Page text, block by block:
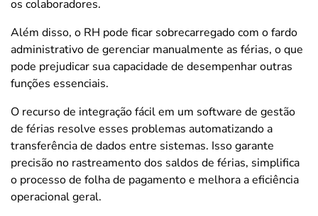
os colaboradores.
Além disso, o RH pode ficar sobrecarregado com o fardo
administrativo de gerenciar manualmente as férias, o que
pode prejudicar sua capacidade de desempenhar outras
funções essenciais.
O recurso de integração fácil em um software de gestão
de férias resolve esses problemas automatizando a
transferência de dados entre sistemas. Isso garante
precisão no rastreamento dos saldos de férias, simplifica
o processo de folha de pagamento e melhora a eficiência
operacional geral.